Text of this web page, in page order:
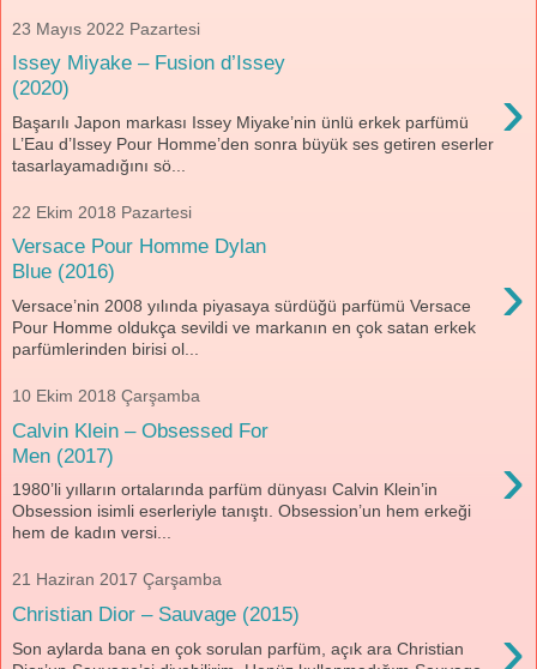
23 Mayıs 2022 Pazartesi
Issey Miyake – Fusion d’Issey
(2020)
›
Başarılı Japon markası Issey Miyake’nin ünlü erkek parfümü
L’Eau d’Issey Pour Homme’den sonra büyük ses getiren eserler
tasarlayamadığını sö...
22 Ekim 2018 Pazartesi
Versace Pour Homme Dylan
Blue (2016)
›
Versace’nin 2008 yılında piyasaya sürdüğü parfümü Versace
Pour Homme oldukça sevildi ve markanın en çok satan erkek
parfümlerinden birisi ol...
10 Ekim 2018 Çarşamba
Calvin Klein – Obsessed For
Men (2017)
›
1980’li yılların ortalarında parfüm dünyası Calvin Klein’in
Obsession isimli eserleriyle tanıştı. Obsession’un hem erkeği
hem de kadın versi...
21 Haziran 2017 Çarşamba
Christian Dior – Sauvage (2015) ›
Son aylarda bana en çok sorulan parfüm, açık ara Christian